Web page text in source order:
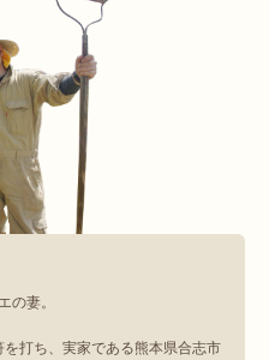
の妻。
打ち、実家である熊本県合志市